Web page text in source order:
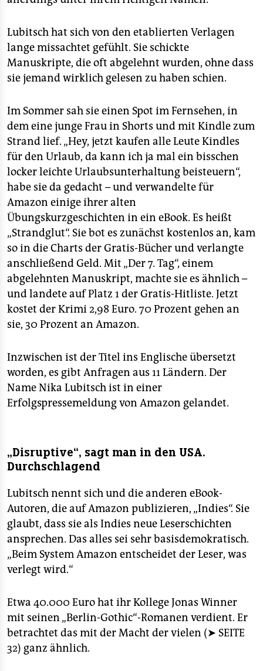
Lubitsch hat sich von den etablierten Verlagen
lange missachtet gefühlt. Sie schickte
Manuskripte, die oft abgelehnt wurden, ohne dass
sie jemand wirklich gelesen zu haben schien.
Im Sommer sah sie einen Spot im Fernsehen, in
dem eine junge Frau in Shorts und mit Kindle zum
Strand lief. „Hey, jetzt kaufen alle Leute Kindles
für den Urlaub, da kann ich ja mal ein bisschen
locker leichte Urlaubsunterhaltung beisteuern“,
habe sie da gedacht – und verwandelte für
Amazon einige ihrer alten
Übungskurzgeschichten in ein eBook. Es heißt
„Strandglut“. Sie bot es zunächst kostenlos an, kam
so in die Charts der Gratis-Bücher und verlangte
anschließend Geld. Mit „Der 7. Tag“, einem
abgelehnten Manuskript, machte sie es ähnlich –
und landete auf Platz 1 der Gratis-Hitliste. Jetzt
kostet der Krimi 2,98 Euro. 70 Prozent gehen an
sie, 30 Prozent an Amazon.
Inzwischen ist der Titel ins Englische übersetzt
worden, es gibt Anfragen aus 11 Ländern. Der
Name Nika Lubitsch ist in einer
Erfolgspressemeldung von Amazon gelandet.
„Disruptive“, sagt man in den USA.
Durchschlagend
Lubitsch nennt sich und die anderen eBook-
Autoren, die auf Amazon publizieren, „Indies“. Sie
glaubt, dass sie als Indies neue Leserschichten
ansprechen. Das alles sei sehr basisdemokratisch.
„Beim System Amazon entscheidet der Leser, was
verlegt wird.“
Etwa 40.000 Euro hat ihr Kollege Jonas Winner
mit seinen „Berlin-Gothic“-Romanen verdient. Er
betrachtet das mit der Macht der vielen (➤ SEITE
32) ganz ähnlich.